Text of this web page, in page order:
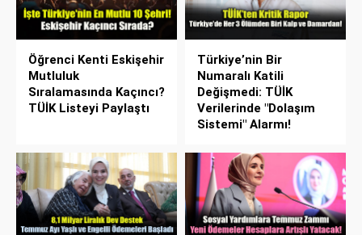
Öğrenci Kenti Eskişehir
Mutluluk
Sıralamasında Kaçıncı?
TÜİK Listeyi Paylaştı
Türkiye’nin Bir
Numaralı Katili
Değişmedi: TÜİK
Verilerinde "Dolaşım
Sistemi" Alarmı!